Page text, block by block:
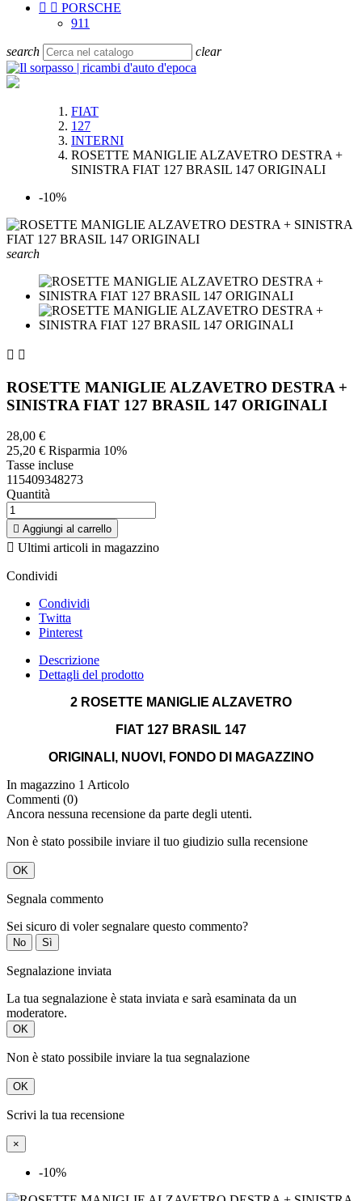
  PORSCHE
911
search clear
FIAT
127
INTERNI
ROSETTE MANIGLIE ALZAVETRO DESTRA +
SINISTRA FIAT 127 BRASIL 147 ORIGINALI
-10%
search
 
ROSETTE MANIGLIE ALZAVETRO DESTRA +
SINISTRA FIAT 127 BRASIL 147 ORIGINALI
28,00 €
25,20 € Risparmia 10%
Tasse incluse
115409348273
Quantità
 Aggiungi al carrello
 Ultimi articoli in magazzino
Condividi
Condividi
Twitta
Pinterest
Descrizione
Dettagli del prodotto
2 ROSETTE MANIGLIE ALZAVETRO
FIAT 127 BRASIL 147
ORIGINALI, NUOVI, FONDO DI MAGAZZINO
In magazzino 1 Articolo
Commenti (0)
Ancora nessuna recensione da parte degli utenti.
Non è stato possibile inviare il tuo giudizio sulla recensione
OK
Segnala commento
Sei sicuro di voler segnalare questo commento?
No Sì
Segnalazione inviata
La tua segnalazione è stata inviata e sarà esaminata da un
moderatore.
OK
Non è stato possibile inviare la tua segnalazione
OK
Scrivi la tua recensione
×
-10%